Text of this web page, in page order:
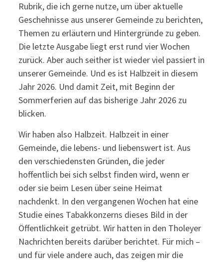
Rubrik, die ich gerne nutze, um über aktuelle
Geschehnisse aus unserer Gemeinde zu berichten,
Themen zu erläutern und Hintergründe zu geben.
Die letzte Ausgabe liegt erst rund vier Wochen
zurück. Aber auch seither ist wieder viel passiert in
unserer Gemeinde. Und es ist Halbzeit in diesem
Jahr 2026. Und damit Zeit, mit Beginn der
Sommerferien auf das bisherige Jahr 2026 zu
blicken.
Wir haben also Halbzeit. Halbzeit in einer
Gemeinde, die lebens- und liebenswert ist. Aus
den verschiedensten Gründen, die jeder
hoffentlich bei sich selbst finden wird, wenn er
oder sie beim Lesen über seine Heimat
nachdenkt. In den vergangenen Wochen hat eine
Studie eines Tabakkonzerns dieses Bild in der
Öffentlichkeit getrübt. Wir hatten in den Tholeyer
Nachrichten bereits darüber berichtet. Für mich –
und für viele andere auch, das zeigen mir die